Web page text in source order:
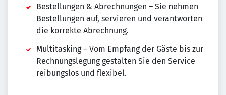
Bestellungen & Abrechnungen – Sie nehmen
Bestellungen auf, servieren und verantworten
die korrekte Abrechnung.
Multitasking – Vom Empfang der Gäste bis zur
Rechnungslegung gestalten Sie den Service
reibungslos und flexibel.